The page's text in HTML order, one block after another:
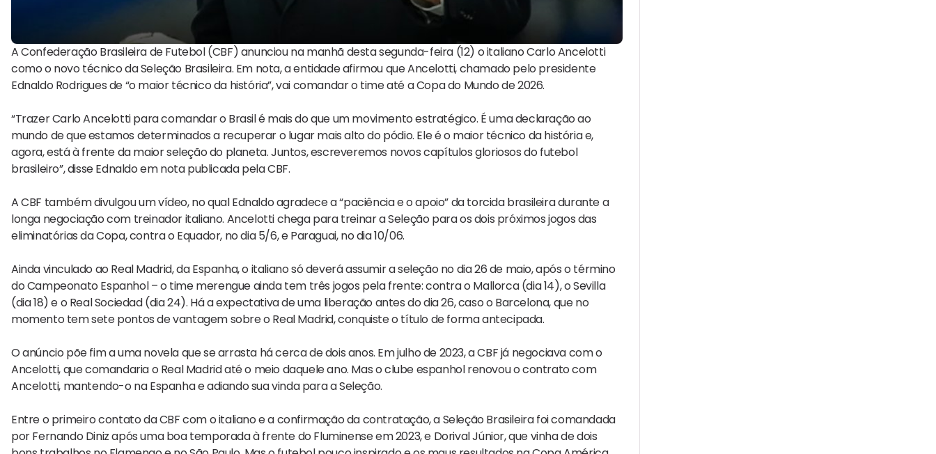
A Confederação Brasileira de Futebol (CBF) anunciou na manhã desta segunda-feira (12) o italiano Carlo Ancelotti
como o novo técnico da Seleção Brasileira. Em nota, a entidade afirmou que Ancelotti, chamado pelo presidente
Ednaldo Rodrigues de “o maior técnico da história”, vai comandar o time até a Copa do Mundo de 2026.
“Trazer Carlo Ancelotti para comandar o Brasil é mais do que um movimento estratégico. É uma declaração ao
mundo de que estamos determinados a recuperar o lugar mais alto do pódio. Ele é o maior técnico da história e,
agora, está à frente da maior seleção do planeta. Juntos, escreveremos novos capítulos gloriosos do futebol
brasileiro”, disse Ednaldo em nota publicada pela CBF.
A CBF também divulgou um vídeo, no qual Ednaldo agradece a “paciência e o apoio” da torcida brasileira durante a
longa negociação com treinador italiano. Ancelotti chega para treinar a Seleção para os dois próximos jogos das
eliminatórias da Copa, contra o Equador, no dia 5/6, e Paraguai, no dia 10/06.
Ainda vinculado ao Real Madrid, da Espanha, o italiano só deverá assumir a seleção no dia 26 de maio, após o término
do Campeonato Espanhol – o time merengue ainda tem três jogos pela frente: contra o Mallorca (dia 14), o Sevilla
(dia 18) e o Real Sociedad (dia 24). Há a expectativa de uma liberação antes do dia 26, caso o Barcelona, que no
momento tem sete pontos de vantagem sobre o Real Madrid, conquiste o título de forma antecipada.
O anúncio põe fim a uma novela que se arrasta há cerca de dois anos. Em julho de 2023, a CBF já negociava com o
Ancelotti, que comandaria o Real Madrid até o meio daquele ano. Mas o clube espanhol renovou o contrato com
Ancelotti, mantendo-o na Espanha e adiando sua vinda para a Seleção.
Entre o primeiro contato da CBF com o italiano e a confirmação da contratação, a Seleção Brasileira foi comandada
por Fernando Diniz após uma boa temporada à frente do Fluminense em 2023, e Dorival Júnior, que vinha de dois